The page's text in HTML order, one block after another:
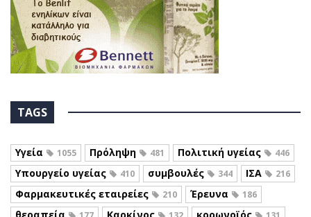
TAGS
Υγεία 1055 Πρόληψη 481 Πολιτική υγείας 446
Υπουργείο υγείας 410 συμβουλές 344 ΙΣΑ 216
Φαρμακευτικές εταιρείες 210 Έρευνα 186